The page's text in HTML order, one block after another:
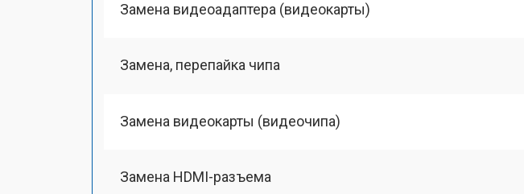
Замена видеоадаптера (видеокарты)
Замена, перепайка чипа
Замена видеокарты (видеочипа)
Замена HDMI-разъема